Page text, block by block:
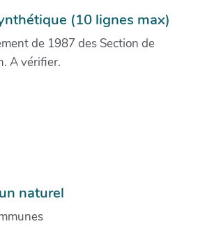
(10 lignes max)
de 1987 des Section de
A vérifier.
naturel